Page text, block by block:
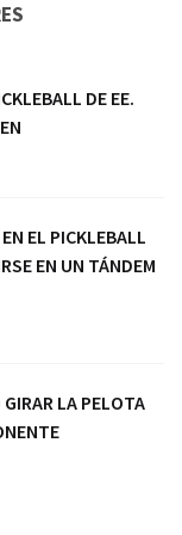
DE EE.
EL PICKLEBALL
EN UN TÁNDEM
LA PELOTA